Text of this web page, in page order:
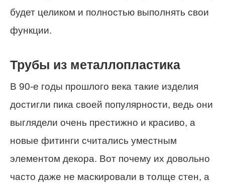
будет целиком и полностью выполнять свои
функции.
Трубы из металлопластика
В 90-е годы прошлого века такие изделия
достигли пика своей популярности, ведь они
выглядели очень престижно и красиво, а
новые фитинги считались уместным
элементом декора. Вот почему их довольно
часто даже не маскировали в толще стен, а